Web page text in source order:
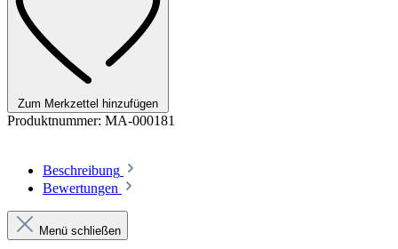
Zum Merkzettel hinzufügen
Produktnummer: MA-000181
Beschreibung
Bewertungen
Menü schließen